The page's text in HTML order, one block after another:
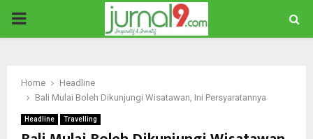
PRIMARY
Home
Headline
Bali Mulai Boleh Dikunjungi Wisatawan, Ini Persyaratannya
Headline Travelling